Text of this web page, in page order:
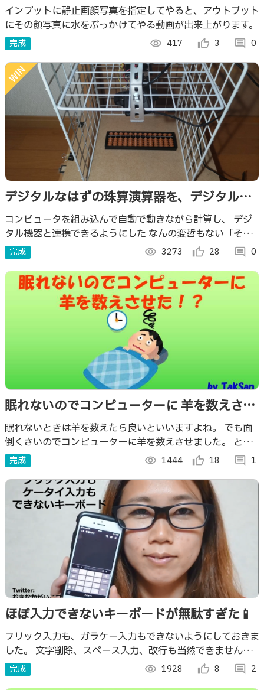
よね！！
インプットに静止画顔写真を指定してやると、アウトプット
にその顔写真に水をぶっかけてやる動画が出来上がります。
完成 visibility 417 thumb_up_alt 3 comment 0
デジタルなはずの珠算演算器を、デジタル化
演算機にしてみた！
コンピュータを組み込んで自動で動きながら計算し、 デジ
タル機器と連携できるようにした なんの変哲もない「そろ
ばん」です。
完成 visibility 3273 thumb_up_alt 28 comment 0
眠れないのでコンピューターに 羊を数えさせ
た！？
眠れないときは羊を数えたら良いといいますよね。 でも面
倒くさいのでコンピューターに羊を数えさせました。 とっ
ても効果がありそうです。
完成 visibility 1444 thumb_up_alt 18 comment 1
ほぼ入力できないキーボードが無駄すぎた📱
フリック入力も、ガラケー入力もできないようにしておきま
した。 文字削除、スペース入力、改行も当然できません。
思う存分イライラしてください。
完成 visibility 1928 thumb_up_alt 8 comment 2